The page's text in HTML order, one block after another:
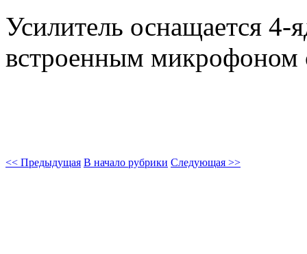
Усилитель оснащается
встроенным микрофоном
<< Предыдущая В начало рубрики Следующая >>